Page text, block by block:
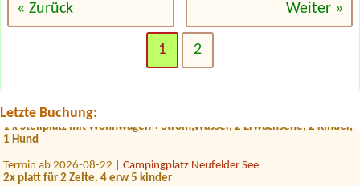
« Zurück Weiter »
1 2
Letzte Buchung:
Camping Neubauer
Mobile home (mobilheim), 2 adults + 1 child (11 years)
Termin ab 2026-07-30 |
1 Hund
Termin ab 2026-08-22 | Campingplatz Neufelder See
2x platt für 2 Zelte. 4 erw 5 kinder